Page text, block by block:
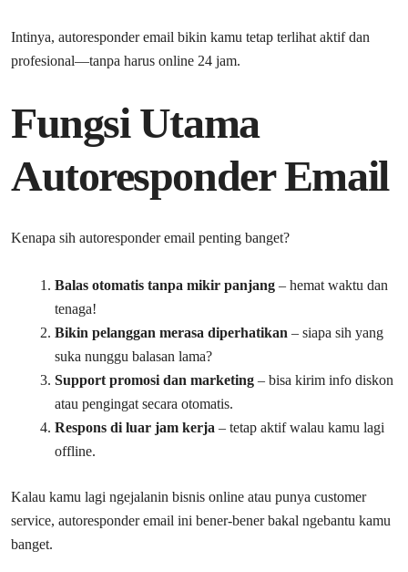
Intinya, autoresponder email bikin kamu tetap terlihat aktif dan
profesional—tanpa harus online 24 jam.
Fungsi Utama
Autoresponder Email
Kenapa sih autoresponder email penting banget?
Balas otomatis tanpa mikir panjang – hemat waktu dan
tenaga!
Bikin pelanggan merasa diperhatikan – siapa sih yang
suka nunggu balasan lama?
Support promosi dan marketing – bisa kirim info diskon
atau pengingat secara otomatis.
Respons di luar jam kerja – tetap aktif walau kamu lagi
offline.
Kalau kamu lagi ngejalanin bisnis online atau punya customer
service, autoresponder email ini bener-bener bakal ngebantu kamu
banget.